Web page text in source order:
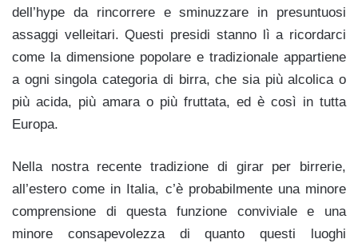
dell’hype da rincorrere e sminuzzare in presuntuosi
assaggi velleitari. Questi presidi stanno lì a ricordarci
come la dimensione popolare e tradizionale appartiene
a ogni singola categoria di birra, che sia più alcolica o
più acida, più amara o più fruttata, ed è così in tutta
Europa.
Nella nostra recente tradizione di girar per birrerie,
all’estero come in Italia, c’è probabilmente una minore
comprensione di questa funzione conviviale e una
minore consapevolezza di quanto questi luoghi